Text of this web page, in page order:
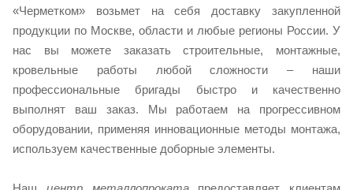
«Черметком» возьмет на себя доставку закупленной
продукции по Москве, области и любые регионы России. У
нас вы можете заказать строительные, монтажные,
кровельные работы любой сложности – наши
профессиональные бригады быстро и качественно
выполнят ваш заказ. Мы работаем на прогрессивном
оборудовании, применяя инновационные методы монтажа,
используем качественные доборные элементы.